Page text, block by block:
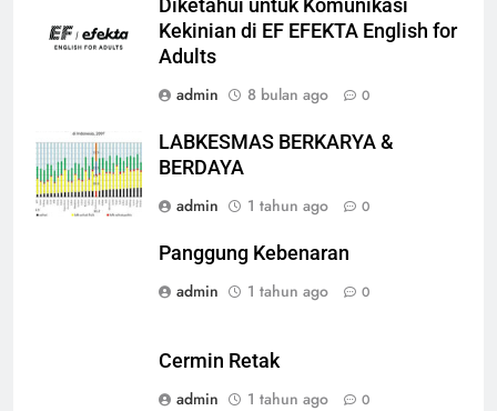
Diketahui untuk Komunikasi
Kekinian di EF EFEKTA English for
Adults
admin
8 bulan ago 0
LABKESMAS BERKARYA &
BERDAYA
admin
1 tahun ago 0
Panggung Kebenaran
admin
1 tahun ago 0
Cermin Retak
admin
1 tahun ago 0